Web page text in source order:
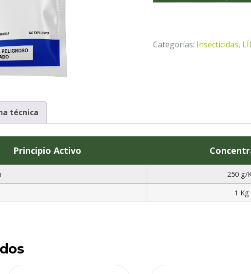
Categorías: Insecticidas,
técnica
Principio Activo
250 g/
1 Kg